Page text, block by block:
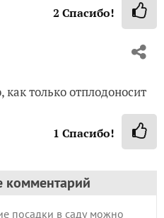
2 Спасибо!
только отплодоносит
1 Спасибо!
комментарий